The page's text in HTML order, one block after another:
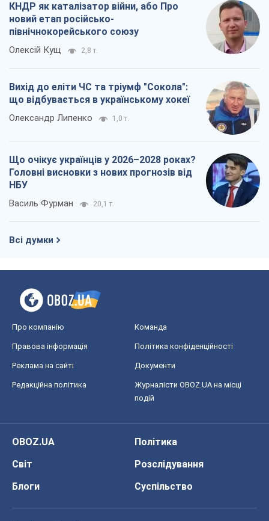
КНДР як каталізатор війни, або Про
новий етап російсько-
північнокорейського союзу
Олексій Кущ 2,8 т.
Вихід до еліти ЧС та тріумф "Сокола":
що відбувається в українському хокеї
Олександр Липенко 1,0 т.
Що очікує українців у 2026–2028 роках?
Головні висновки з нових прогнозів від
НБУ
Василь Фурман 20,1 т.
Всі думки
Про компанію Команда
Правова інформація Політика конфіденційності
Реклама на сайті Документи
Редакційна політика
Журналісти OBOZ.UA на місці
подій
OBOZ.UA
Політика
Світ
Розслідування
Блоги
Суспільство